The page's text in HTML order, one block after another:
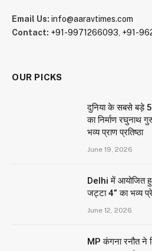
Email Us: info@aaravtimes.com
Contact: +91-9971266093 +91-
OUR PICKS
दुनिया के सबसे बड़े
का निर्माण रघुनाथ
भव्य प्राण प्रतिष्ठा
June 19, 2026
Delhi में आयोजित
जट्टा 4” का भव्य
June 12, 2026
MP कंगना रनौत ने